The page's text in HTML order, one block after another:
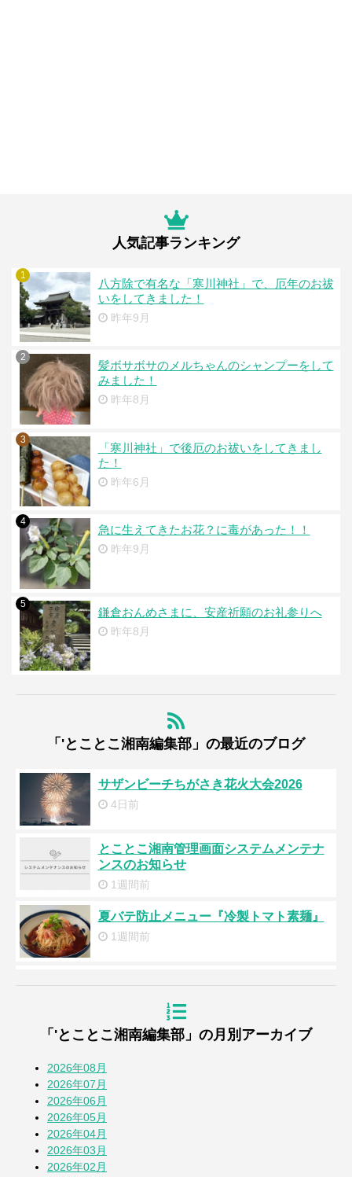
人気記事ランキング
1
八方除で有名な「寒川神社」で、厄年のお祓
いをしてきました！
昨年9月
2
髪ボサボサのメルちゃんのシャンプーをして
みました！
昨年8月
3
「寒川神社」で後厄のお祓いをしてきまし
た！
昨年6月
4
急に生えてきたお花？に毒があった！！
昨年9月
5
鎌倉おんめさまに、安産祈願のお礼参りへ
昨年8月
「'とことこ湘南編集部」の最近のブログ
サザンビーチちがさき花火大会2026
4日前
とことこ湘南管理画面システムメンテナ
ンスのお知らせ
1週間前
夏バテ防止メニュー『冷製トマト素麺』
1週間前
『道の駅湘南ちがさき』周年祭
【とことこblog】第108回全国高校野球選
手権 神奈川大会
「'とことこ湘南編集部」の月別アーカイブ
2026年08月
2026年07月
2026年06月
2026年05月
2026年04月
2026年03月
2026年02月